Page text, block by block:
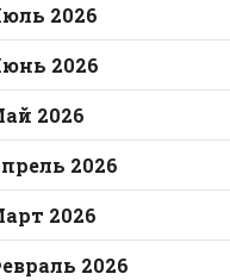
2026
2026
2026
2026
2026
2026